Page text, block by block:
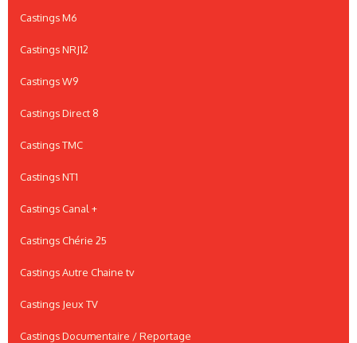
Castings M6
Castings NRJ12
Castings W9
Castings Direct 8
Castings TMC
Castings NT1
Castings Canal +
Castings Chérie 25
Castings Autre Chaine tv
Castings Jeux TV
Castings Documentaire / Reportage